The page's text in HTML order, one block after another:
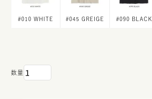
#010 WHITE #045 GREIGE #090 BLACK